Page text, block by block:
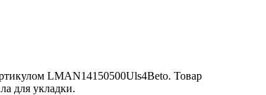
LMAN14150500Uls4Beto. Товар
для укладки.